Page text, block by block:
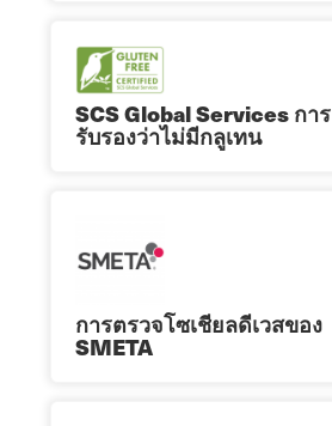
SCS Global Services การ
รับรองว่าไม่มีกลูเทน
การตรวจโซเชียลดีเวสของ
SMETA